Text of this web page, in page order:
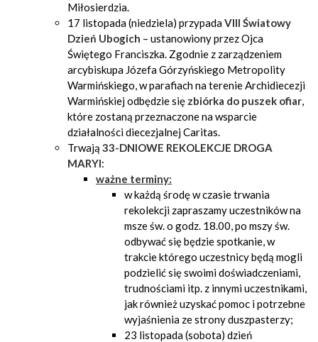
Miłosierdzia.
17 listopada (niedziela) przypadaVIII Światowy
Dzień Ubogich – ustanowiony przez Ojca
Świętego Franciszka. Zgodnie z zarządzeniem
arcybiskupa Józefa Górzyńskiego Metropolity
Warmińskiego, w parafiach na terenie Archidiecezji
Warmińskiej odbędzie się zbiórka do puszek ofiar,
które zostaną przeznaczone na wsparcie
działalności diecezjalnej Caritas.
Trwają 33-DNIOWE REKOLEKCJE DROGA
MARYI:
ważne terminy:
w każdą środę w czasie trwania
rekolekcji zapraszamy uczestników na
msze św. o godz. 18.00, po mszy św.
odbywać się będzie spotkanie, w
trakcie którego uczestnicy będą mogli
podzielić się swoimi doświadczeniami,
trudnościami itp. z innymi uczestnikami,
jak również uzyskać pomoc i potrzebne
wyjaśnienia ze strony duszpasterzy;
23 listopada (sobota) dzień